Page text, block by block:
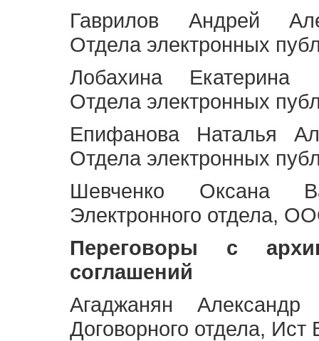
Гаврилов Андрей
Отдела электронных
Лобахина Екатерина
Отдела электронных
Епифанова Наталья
Отдела электронных
Шевченко Оксана
Электронного отдела,
Переговоры с
соглашений
Агаджанян Александр
Договорного отдела,